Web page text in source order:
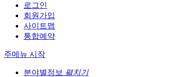
로그인
회원가입
사이트맵
통합예약
주메뉴 시작
분야별정보 펼치기